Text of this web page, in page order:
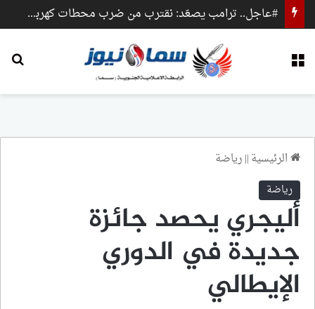
#عاجل.. ترامب يصعّد: نقترب من ضرب محطات كهرباء وجسور داخل إيران
الرئيسية||رياضة
رياضة
أليجري يحصد جائزة
جديدة في الدوري
الإيطالي